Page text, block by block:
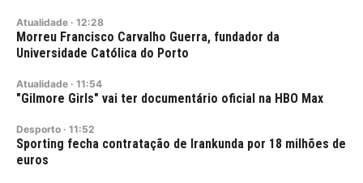
Atualidade · 12:28
Morreu Francisco Carvalho Guerra, fundador da
Universidade Católica do Porto
Atualidade · 11:54
"Gilmore Girls" vai ter documentário oficial na HBO Max
Desporto · 11:52
Sporting fecha contratação de Irankunda por 18 milhões de
euros